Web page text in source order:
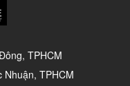
TPHCM
TPHCM